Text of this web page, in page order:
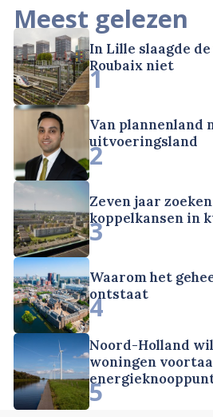
Meest gelezen
In Lille slaagde
Roubaix niet
1
Van plannenland
uitvoeringsland
2
Zeven jaar
koppelkansen in
3
Waarom het
ontstaat
4
Noord-Holland
woningen
5